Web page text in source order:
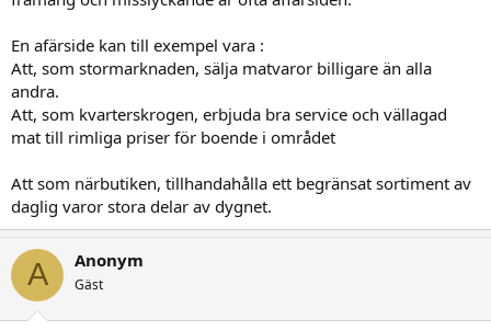
En afärside kan till exempel vara :
Att, som stormarknaden, sälja matvaror billigare än alla
andra.
Att, som kvarterskrogen, erbjuda bra service och vällagad
mat till rimliga priser för boende i området
Att som närbutiken, tillhandahålla ett begränsat sortiment av
daglig varor stora delar av dygnet.
A Anonym
Gäst